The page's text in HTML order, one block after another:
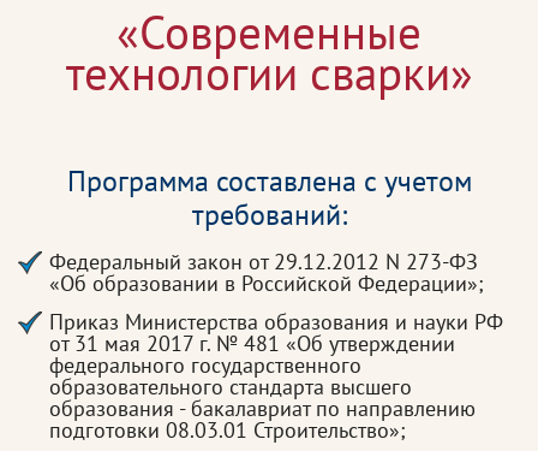
«Современные
технологии сварки»
Программа составлена с учетом
требований:
Федеральный закон от 29.12.2012 N 273-ФЗ
«Об образовании в Российской Федерации»;
Приказ Министерства образования и науки РФ
от 31 мая 2017 г. № 481 «Об утверждении
федерального государственного
образовательного стандарта высшего
образования - бакалавриат по направлению
подготовки 08.03.01 Строительство»;